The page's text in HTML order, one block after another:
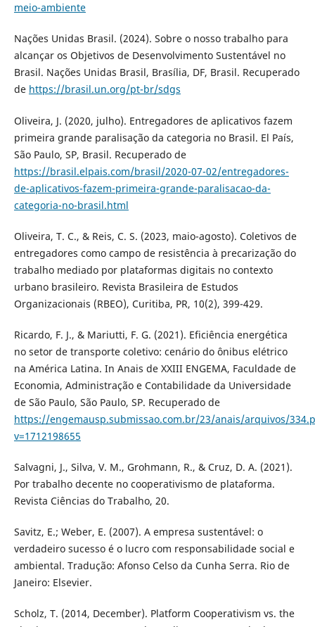
meio-ambiente
Nações Unidas Brasil. (2024). Sobre o nosso trabalho para
alcançar os Objetivos de Desenvolvimento Sustentável no
Brasil. Nações Unidas Brasil, Brasília, DF, Brasil. Recuperado
de https://brasil.un.org/pt-br/sdgs
Oliveira, J. (2020, julho). Entregadores de aplicativos fazem
primeira grande paralisação da categoria no Brasil. El País,
São Paulo, SP, Brasil. Recuperado de
https://brasil.elpais.com/brasil/2020-07-02/entregadores-
de-aplicativos-fazem-primeira-grande-paralisacao-da-
categoria-no-brasil.html
Oliveira, T. C., & Reis, C. S. (2023, maio-agosto). Coletivos de
entregadores como campo de resistência à precarização do
trabalho mediado por plataformas digitais no contexto
urbano brasileiro. Revista Brasileira de Estudos
Organizacionais (RBEO), Curitiba, PR, 10(2), 399-429.
Ricardo, F. J., & Mariutti, F. G. (2021). Eficiência energética
no setor de transporte coletivo: cenário do ônibus elétrico
na América Latina. In Anais de XXIII ENGEMA, Faculdade de
Economia, Administração e Contabilidade da Universidade
de São Paulo, São Paulo, SP. Recuperado de
https://engemausp.submissao.com.br/23/anais/arquivos/
v=1712198655
Salvagni, J., Silva, V. M., Grohmann, R., & Cruz, D. A. (2021).
Por trabalho decente no cooperativismo de plataforma.
Revista Ciências do Trabalho, 20.
Savitz, E.; Weber, E. (2007). A empresa sustentável: o
verdadeiro sucesso é o lucro com responsabilidade social e
ambiental. Tradução: Afonso Celso da Cunha Serra. Rio de
Janeiro: Elsevier.
Scholz, T. (2014, December). Platform Cooperativism vs. the